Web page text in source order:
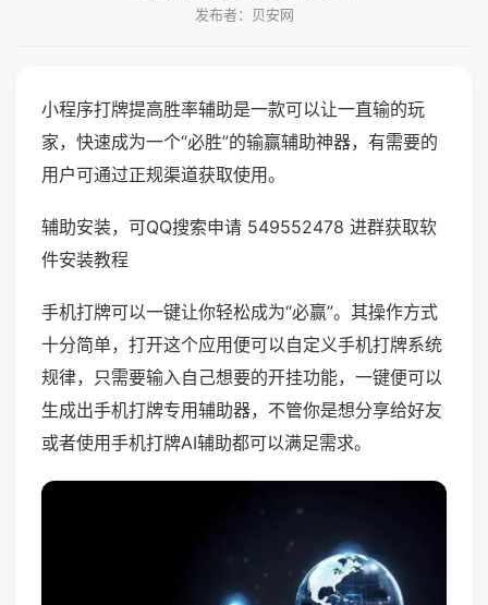
发布者：贝安网
小程序打牌提高胜率辅助是一款可以让一直输的玩
家，快速成为一个“必胜”的输赢辅助神器，有需要的
用户可通过正规渠道获取使用。
辅助安装，可QQ搜索申请 549552478 进群获取软
件安装教程
手机打牌可以一键让你轻松成为“必赢”。其操作方式
十分简单，打开这个应用便可以自定义手机打牌系统
规律，只需要输入自己想要的开挂功能，一键便可以
生成出手机打牌专用辅助器，不管你是想分享给好友
或者使用手机打牌AI辅助都可以满足需求。